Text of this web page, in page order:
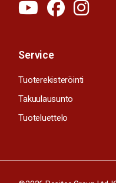
Service
Tuoterekisteröinti
Takuulausunto
Tuoteluettelo